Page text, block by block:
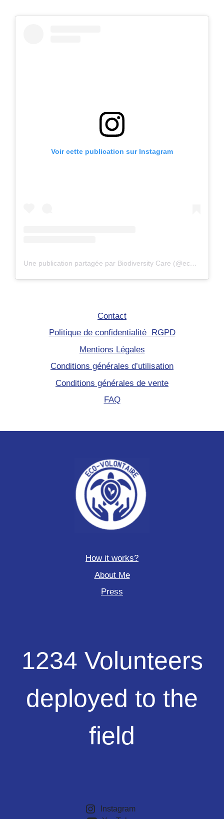
Voir cette publication sur Instagram
Une publication partagée par Biodiversity Care (@eco.volontaire)
Contact
Politique de confidentialité RGPD
Mentions Légales
Conditions générales d’utilisation
Conditions générales de vente
FAQ
How it works?
About Me
Press
Volunteers
field
1234 Volunteers
deployed to the
field
Instagram